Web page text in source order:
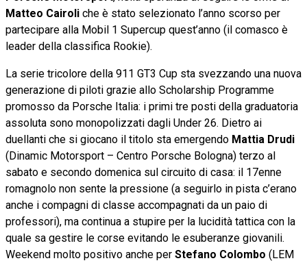
Matteo Cairoli che è stato selezionato l’anno scorso per
partecipare alla Mobil 1 Supercup quest’anno (il comasco è
leader della classifica Rookie).
La serie tricolore della 911 GT3 Cup sta svezzando una nuova
generazione di piloti grazie allo Scholarship Programme
promosso da Porsche Italia: i primi tre posti della graduatoria
assoluta sono monopolizzati dagli Under 26. Dietro ai
duellanti che si giocano il titolo sta emergendo Mattia Drudi
(Dinamic Motorsport – Centro Porsche Bologna) terzo al
sabato e secondo domenica sul circuito di casa: il 17enne
romagnolo non sente la pressione (a seguirlo in pista c’erano
anche i compagni di classe accompagnati da un paio di
professori), ma continua a stupire per la lucidità tattica con la
quale sa gestire le corse evitando le esuberanze giovanili.
Weekend molto positivo anche per Stefano Colombo (LEM